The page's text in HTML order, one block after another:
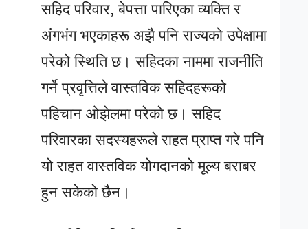
सहिद परिवार, बेपत्ता पारिएका व्यक्ति र
अंगभंग भएकाहरू अझै पनि राज्यको उपेक्षामा
परेको स्थिति छ। सहिदका नाममा राजनीति
गर्ने प्रवृत्तिले वास्तविक सहिदहरूको
पहिचान ओझेलमा परेको छ। सहिद
परिवारका सदस्यहरूले राहत प्राप्त गरे पनि
यो राहत वास्तविक योगदानको मूल्य बराबर
हुन सकेको छैन।